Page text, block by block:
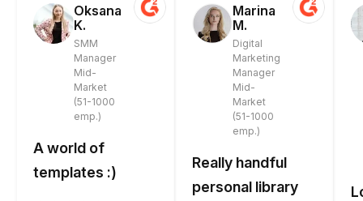
Oksana
K.
SMM
Manager
Mid-
Market
(51-1000
emp.)
A world of
templates :)
Marina
M.
Digital
Marketing
Manager
Mid-
Market
(51-1000
emp.)
Really handful
personal library